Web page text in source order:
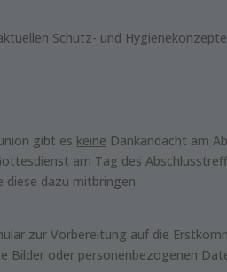
Schutz- und
gibt es keine Dankandacht am
am Tag des
diese dazu mitbringen
zur Vorbereitung auf die
Bilder oder personenbezogenen